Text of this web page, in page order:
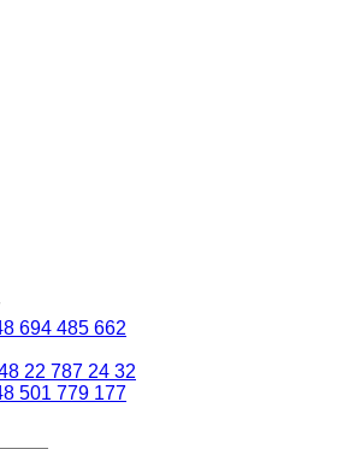
694 485 662
22 787 24 32
501 779 177